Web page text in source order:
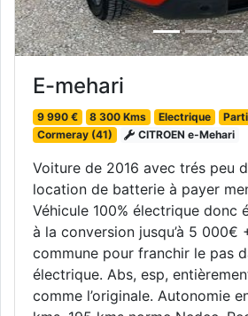
E-mehari
9 990 € 8 300 Kms Electrique
Cormeray (41)
CITROEN e-Mehari
Voiture de 2016 avec trés peu
location de batterie à payer
Véhicule 100% électrique donc
à la conversion jusqu’à 5 000€
commune pour franchir le pas
électrique. Abs, esp,
comme l’originale. Autonomie